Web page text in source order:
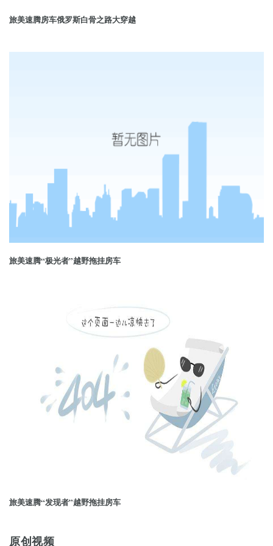
旅美速腾房车俄罗斯白骨之路大穿越
旅美速腾“极光者”越野拖挂房车
旅美速腾“发现者”越野拖挂房车
原创视频